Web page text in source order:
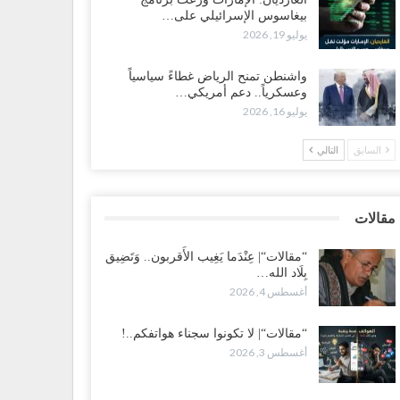
بعد اقتحام منزل شيخ بارز.. قبائل الصحراء
تبدأ احتشاداً على الحدود السعودية..!
2, 2026
غضبٍ جنوباً.. دعوات لإغلاق مطرح فدغم مع تحوله من
للتجنيد إلى ساحة لتصفية قادة التحالف..!
2, 2026
لإشعال حرب..!
تغييرات سعودية بصفوف قيادة “درع الوطن”
بالعبر.. هل بدأت الرياض إعادة هيكلة فصائلها بعد…
بيغاسوس الإسرائيلي على…
يوليو 19, 2026
واشنطن تمنح الرياض غطاءً سياسياً
وعسكرياً.. دعم أمريكي…
يوليو 16, 2026
السابق التالي
مقالات
“مقالات“| عِنْدَما يَغِيب الأَقربون.. وَتَضِيق
بِلَاد الله…
أغسطس 4, 2026
“مقالات“| لا تكونوا سجناء هواتفكم..!
أغسطس 3, 2026